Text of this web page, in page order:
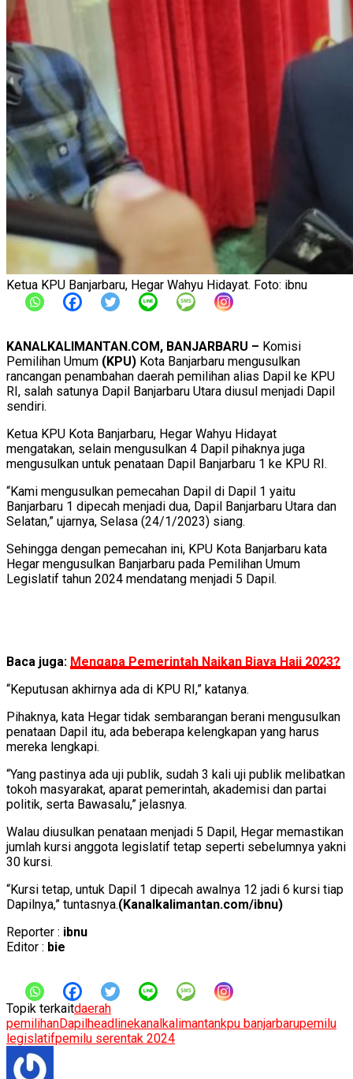
Ketua KPU Banjarbaru, Hegar Wahyu Hidayat. Foto: ibnu
KANALKALIMANTAN.COM, BANJARBARU – Komisi
Pemilihan Umum (KPU) Kota Banjarbaru mengusulkan
rancangan penambahan daerah pemilihan alias Dapil ke KPU
RI, salah satunya Dapil Banjarbaru Utara diusul menjadi Dapil
sendiri.
Ketua KPU Kota Banjarbaru, Hegar Wahyu Hidayat
mengatakan, selain mengusulkan 4 Dapil pihaknya juga
mengusulkan untuk penataan Dapil Banjarbaru 1 ke KPU RI.
“Kami mengusulkan pemecahan Dapil di Dapil 1 yaitu
Banjarbaru 1 dipecah menjadi dua, Dapil Banjarbaru Utara dan
Selatan,” ujarnya, Selasa (24/1/2023) siang.
Sehingga dengan pemecahan ini, KPU Kota Banjarbaru kata
Hegar mengusulkan Banjarbaru pada Pemilihan Umum
Legislatif tahun 2024 mendatang menjadi 5 Dapil.
Baca juga: Mengapa Pemerintah Naikan Biaya Haji 2023?
“Keputusan akhirnya ada di KPU RI,” katanya.
Pihaknya, kata Hegar tidak sembarangan berani mengusulkan
penataan Dapil itu, ada beberapa kelengkapan yang harus
mereka lengkapi.
“Yang pastinya ada uji publik, sudah 3 kali uji publik melibatkan
tokoh masyarakat, aparat pemerintah, akademisi dan partai
politik, serta Bawasalu,” jelasnya.
Walau diusulkan penataan menjadi 5 Dapil, Hegar memastikan
jumlah kursi anggota legislatif tetap seperti sebelumnya yakni
30 kursi.
“Kursi tetap, untuk Dapil 1 dipecah awalnya 12 jadi 6 kursi tiap
Dapilnya,” tuntasnya.(Kanalkalimantan.com/ibnu)
Reporter : ibnu
Editor : bie
Topik terkaitdaerah
pemilihanDapil headlinekanalkalimantankpu banjarbarupemilu
legislatifpemilu serentak 2024